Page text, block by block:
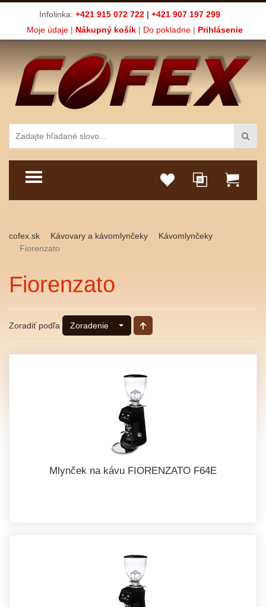
Infolinka: +421 915 072 722 | +421 907 197 299
Moje údaje| Nákupný košík| Do pokladne| Prihlásenie
TOGGLE MENU
cofex.sk Kávovary a kávomlynčeky
Kávomlynčeky
Fiorenzato
Fiorenzato
Zoradiť podľa Zoradenie
Mlynček na kávu FIORENZATO F64E